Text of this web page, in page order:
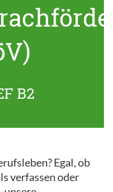
B2
Egal, ob
verfassen oder